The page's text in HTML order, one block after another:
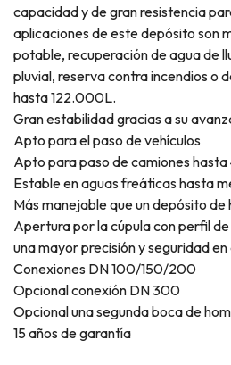
capacidad y de gran resistencia
aplicaciones de este depósito son
potable, recuperación de agua de
pluvial, reserva contra incendios o
hasta 122.000L.
Gran estabilidad gracias a su
Apto para el paso de vehículos
Apto para paso de camiones
Estable en aguas freáticas hasta
Más manejable que un depósito de
Apertura por la cúpula con perfil
una mayor precisión y seguridad
Conexiones DN 100/150/200
Opcional conexión DN 300
Opcional una segunda boca de
15 años de garantía